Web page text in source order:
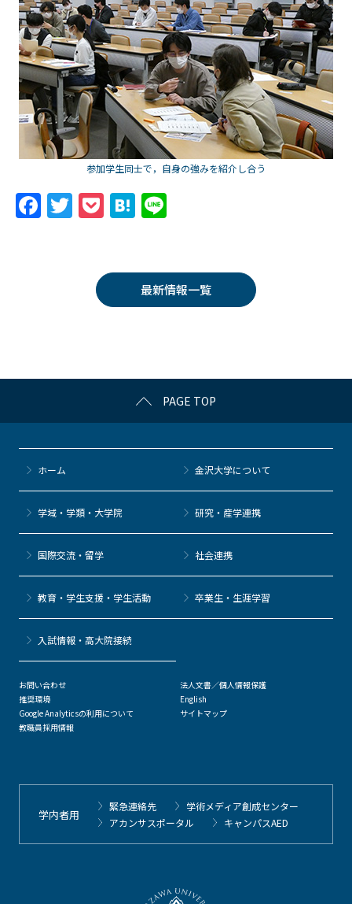
参加学生同士で，自身の強みを紹介し合う
F
k
T
er
P
k
et
H
n
a
最新情報一覧
PAGE TOP
ホーム 金沢大学について
学域・学類・大学院 研究・産学連携
国際交流・留学 社会連携
教育・学生支援・学生活動 卒業生・生涯学習
⼊試情報・高大院接続
お問い合わせ
推奨環境
Google Analyticsの利用について
教職員採用情報
法人文書／個人情報保護
English
サイトマップ
学内者用
緊急連絡先
学術メディア創成センター
アカンサスポータル
キャンパスAED